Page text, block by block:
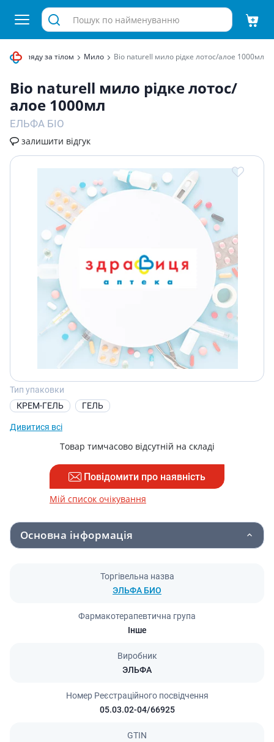
догляду за тілом Мило Bio naturell мило рiдке лотос/алое 1000мл
Bio naturell мило рiдке лотос/
алое 1000мл
ЕЛЬФА БІО
залишити відгук
Тип упаковки
КРЕМ-ГЕЛЬ
ГЕЛЬ
Дивитися всі
Товар тимчасово відсутній на складі
Повідомити про наявність
Мій список очікування
Основна інформація
Торгівельна назва
ЭЛЬФА БИО
Фармакотерапевтична група
Інше
Виробник
ЭЛЬФА
Номер Реєстраційного посвідчення
05.03.02-04/66925
GTIN